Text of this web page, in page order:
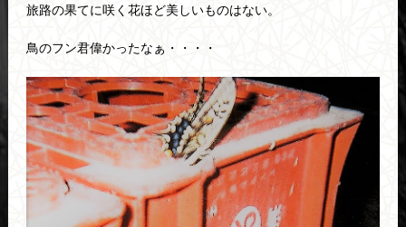
旅路の果てに咲く花ほど美しいものはない。
鳥のフン君偉かったなぁ・・・・